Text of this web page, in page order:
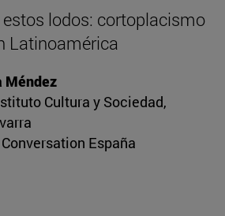
estos lodos: cortoplacismo
Latinoamérica
Méndez
Cultura y Sociedad,
España